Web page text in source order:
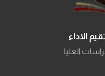
الاداء
العليا